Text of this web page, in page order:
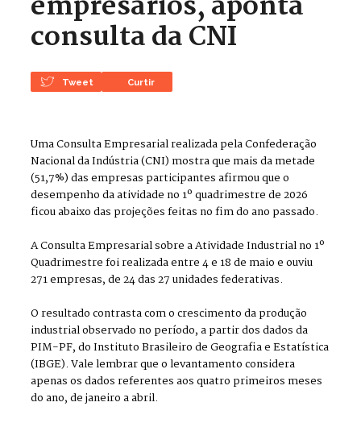
consulta da CNI
Tweet Curtir
Uma Consulta Empresarial realizada pela Confederação
Nacional da Indústria (CNI) mostra que mais da metade
(51,7%) das empresas participantes afirmou que o
desempenho da atividade no 1º quadrimestre de 2026
ficou abaixo das projeções feitas no fim do ano passado.
A Consulta Empresarial sobre a Atividade Industrial no 1º
Quadrimestre foi realizada entre 4 e 18 de maio e ouviu
271 empresas, de 24 das 27 unidades federativas.
O resultado contrasta com o crescimento da produção
industrial observado no período, a partir dos dados da
PIM-PF, do Instituto Brasileiro de Geografia e Estatística
(IBGE). Vale lembrar que o levantamento considera
apenas os dados referentes aos quatro primeiros meses
do ano, de janeiro a abril.